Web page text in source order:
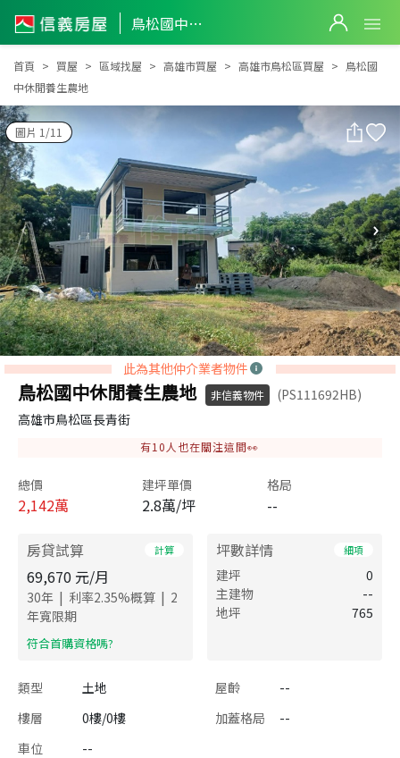
鳥松國中休閒養生農地
鳥松國中休閒養生農地
首頁 買屋 區域找屋 高雄市買屋 高雄市鳥松區買屋
鳥松國
中休閒養生農地
圖片 1/11
此為其他仲介業者物件
鳥松國中休閒養生農地 非信義物件
(PS111692HB)
高雄市鳥松區長青街
有10 人也在關注這間👀
總價
2,142萬
建坪單價
2.8萬/坪
格局
--
房貸試算 計算
69,670 元/月
30年 | 利率2.35%概算 | 2
年寬限期
​符合首購資格嗎?
坪數詳情 細項
建坪
0
主建物
--
地坪
765
類型 土地 屋齡
--
樓層
0樓/0樓 加蓋格局
--
車位
--